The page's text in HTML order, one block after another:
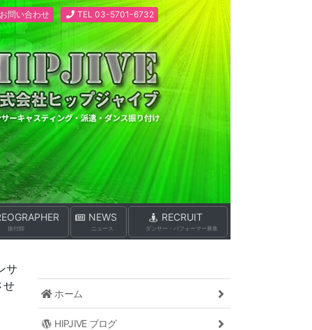
問い合わせ TEL 03-5701-6732
振付師
NEWS
ニュース
RECRUIT
ダンサー ・パフォーマー 募集
サ
せ
ホーム
HIPJIVE ブログ